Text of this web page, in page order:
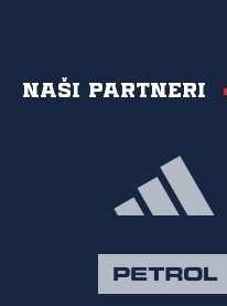
Naši partneri